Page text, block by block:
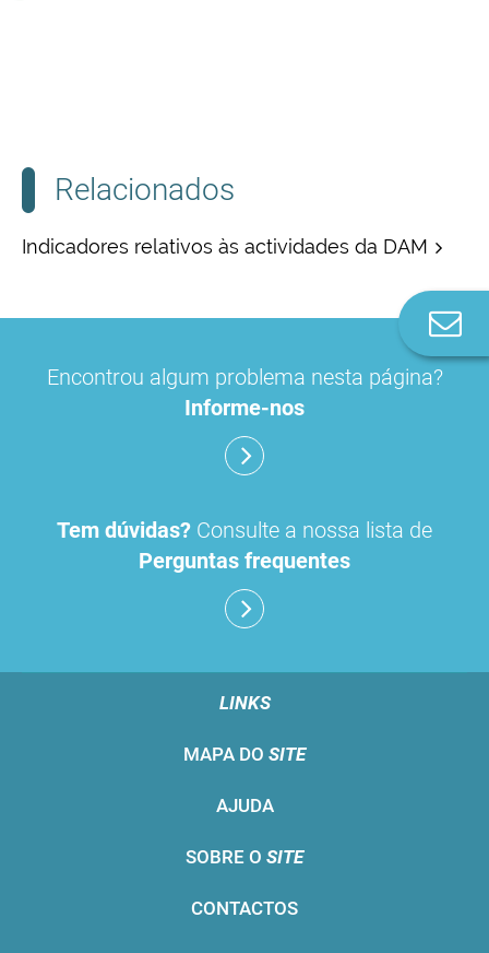
Relacionados
Indicadores relativos às actividades da DAM
Encontrou algum problema nesta página?
Informe-nos
Tem dúvidas? Consulte a nossa lista de
Perguntas frequentes
LINKS
MAPA DO SITE
AJUDA
SOBRE O SITE
CONTACTOS